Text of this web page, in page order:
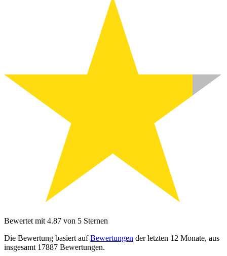
Bewertet mit 4.87 von 5 Sternen
Die Bewertung basiert aufBewertungen der letzten 12 Monate, aus
insgesamt 17887 Bewertungen.